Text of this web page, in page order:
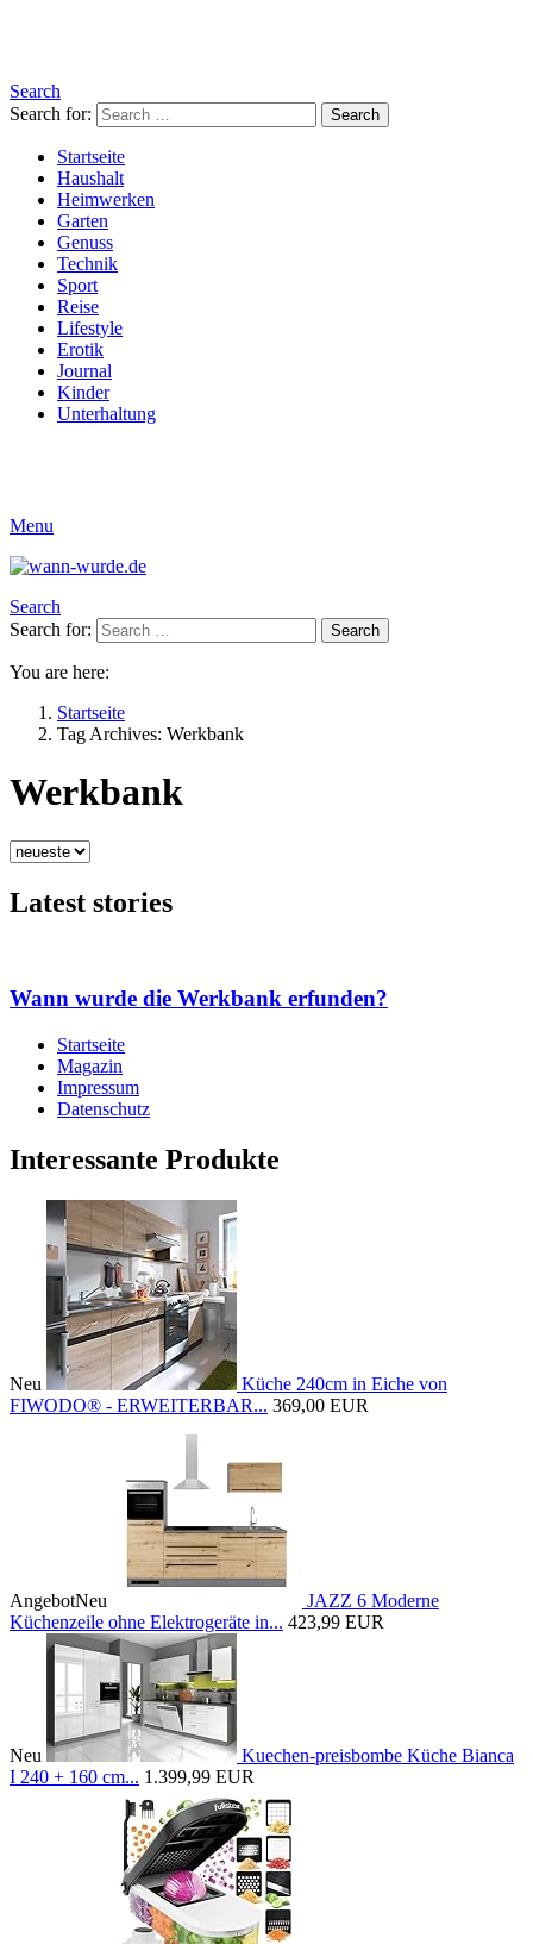
Search
Search for:
Search
Startseite
Haushalt
Heimwerken
Garten
Genuss
Technik
Sport
Reise
Lifestyle
Erotik
Journal
Kinder
Unterhaltung
Menu
Search
Search for:
Search
You are here:
Startseite
Tag Archives: Werkbank
Werkbank
Latest stories
Wann wurde die Werkbank erfunden?
Startseite
Magazin
Impressum
Datenschutz
Interessante Produkte
Neu
Küche 240cm in Eiche von
FIWODO® - ERWEITERBAR... 369,00 EUR
AngebotNeu
JAZZ 6 Moderne
Küchenzeile ohne Elektrogeräte in... 423,99 EUR
Neu
Kuechen-preisbombe Küche Bianca
I 240 + 160 cm... 1.399,99 EUR